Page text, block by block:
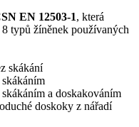
EN 12503-1, která
typů žíněnek používaných
skákání
a doskakováním
doskoky z nářadí